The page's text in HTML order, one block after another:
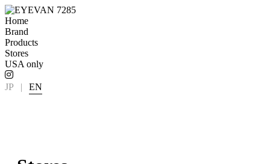
Home
Brand
Products
Stores
USA only
JP | EN